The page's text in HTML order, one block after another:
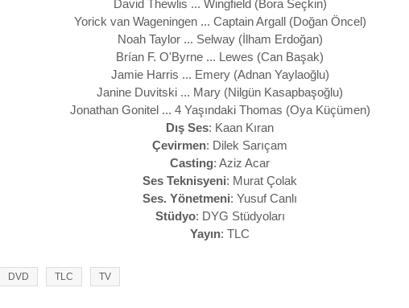
David Thewlis ... Wingfield (Bora Seçkin)
Yorick van Wageningen ... Captain Argall (Doğan Öncel)
Noah Taylor ... Selway (İlham Erdoğan)
Brían F. O'Byrne ... Lewes (Can Başak)
Jamie Harris ... Emery (Adnan Yaylaoğlu)
Janine Duvitski ... Mary (Nilgün Kasapbaşoğlu)
Jonathan Gonitel ... 4 Yaşındaki Thomas (Oya Küçümen)
Dış Ses: Kaan Kıran
Çevirmen: Dilek Sarıçam
Casting: Aziz Acar
Ses Teknisyeni: Murat Çolak
Ses. Yönetmeni: Yusuf Canlı
Stüdyo: DYG Stüdyoları
Yayın: TLC
DVD TLC TV